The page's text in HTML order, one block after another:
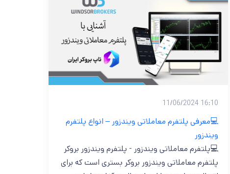
16:10 11/06/2024
💻معرفی پلتفرم معاملاتی ویندزور – انواع پلتفرم
ویندزور
💻پلتفرم معاملاتی ویندزور - پلتفرم ویندزور بروکر
پلتفرم معاملاتی ویندزور بروکر بستری است که برای